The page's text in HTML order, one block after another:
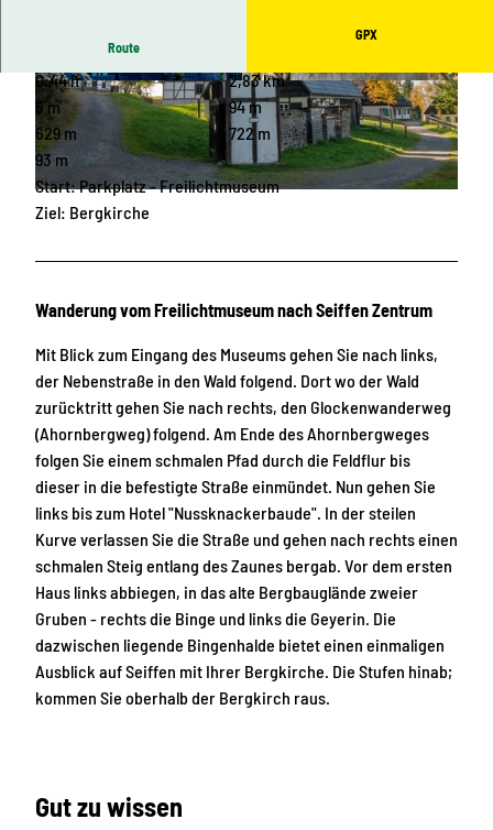
© Nico Schimmelpfennig, Touristinformation Seiffen
© Tourist Info, Touristinformation Seiffen, Nico
Schimmelpfennig
© E. Schalling, Touristinformation Seiffen
Route
GPX
0:44 h
2,83 km
5 m
94 m
629 m
722 m
93 m
Start: Parkplatz - Freilichtmuseum
Ziel: Bergkirche
Wanderung vom Freilichtmuseum nach Seiffen Zentrum
Mit Blick zum Eingang des Museums gehen Sie nach links,
der Nebenstraße in den Wald folgend. Dort wo der Wald
zurücktritt gehen Sie nach rechts, den Glockenwanderweg
(Ahornbergweg) folgend. Am Ende des Ahornbergweges
folgen Sie einem schmalen Pfad durch die Feldflur bis
dieser in die befestigte Straße einmündet. Nun gehen Sie
links bis zum Hotel "Nussknackerbaude". In der steilen
Kurve verlassen Sie die Straße und gehen nach rechts einen
schmalen Steig entlang des Zaunes bergab. Vor dem ersten
Haus links abbiegen, in das alte Bergbauglände zweier
Gruben - rechts die Binge und links die Geyerin. Die
dazwischen liegende Bingenhalde bietet einen einmaligen
Ausblick auf Seiffen mit Ihrer Bergkirche. Die Stufen hinab;
kommen Sie oberhalb der Bergkirch raus.
Gut zu wissen